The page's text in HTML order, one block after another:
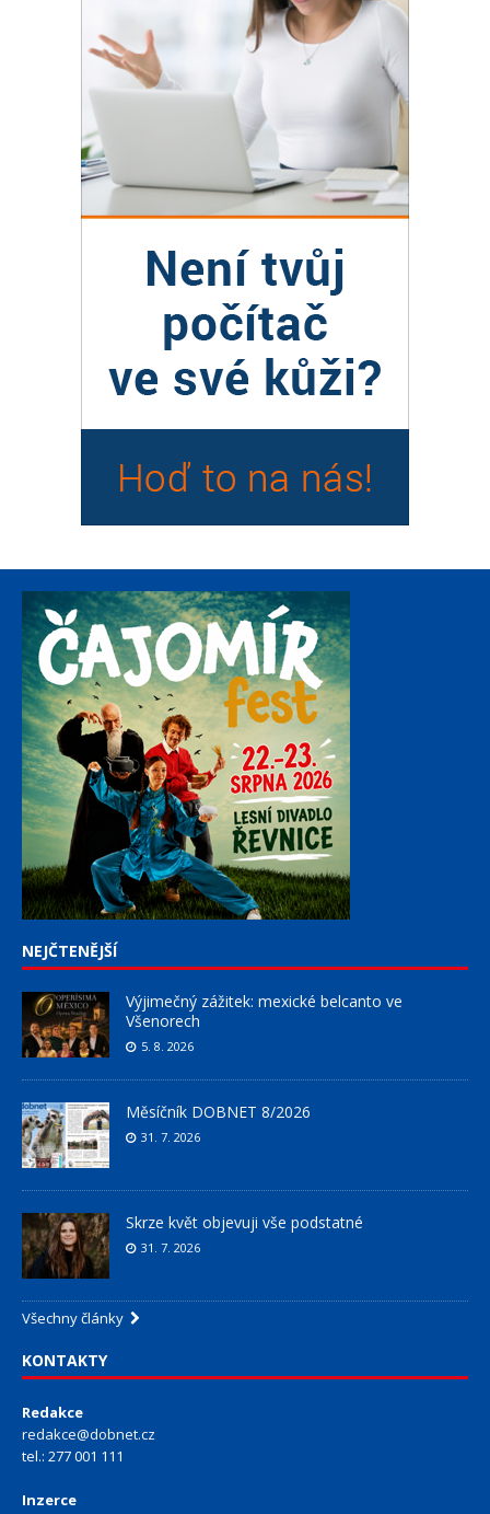
NEJČTENĚJŠÍ
Výjimečný zážitek: mexické belcanto ve
Všenorech
5. 8. 2026
Měsíčník DOBNET 8/2026
31. 7. 2026
Skrze květ objevuji vše podstatné
31. 7. 2026
Všechny články
KONTAKTY
Redakce
redakce@dobnet.cz
tel.: 277 001 111
Inzerce